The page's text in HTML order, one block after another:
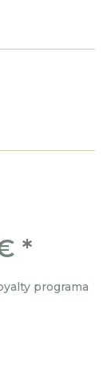
*
programa